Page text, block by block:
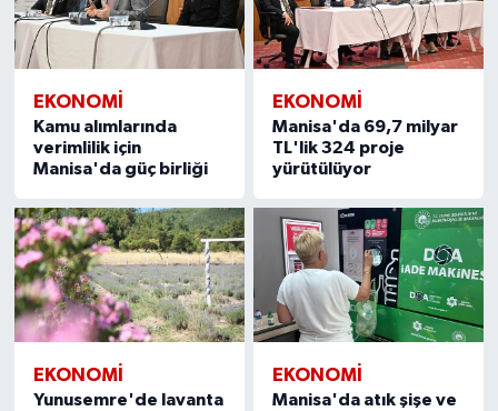
EKONOMİ
Kamu alımlarında
verimlilik için
Manisa'da güç birliği
EKONOMİ
Manisa'da 69,7 milyar
TL'lik 324 proje
yürütülüyor
EKONOMİ
Yunusemre'de lavanta
EKONOMİ
Manisa'da atık şişe ve